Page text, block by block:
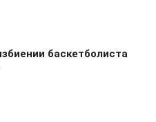
баскетболиста